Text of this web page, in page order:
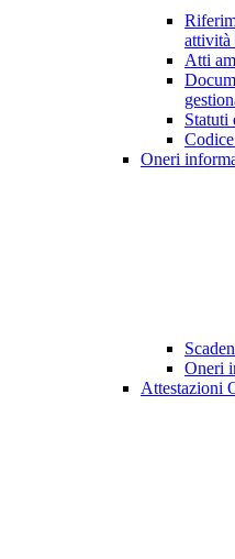
attività
Atti
Statuti
Oneri
Oneri
Attestazioni